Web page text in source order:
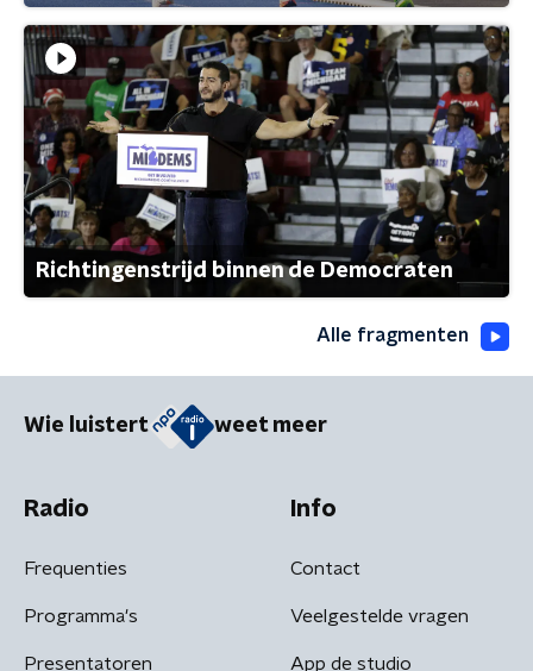
Richtingenstrijd binnen de Democraten
Alle fragmenten
Wie luistert weet meer
Radio
Frequenties
Programma's
Presentatoren
Info
Contact
Veelgestelde vragen
App de studio